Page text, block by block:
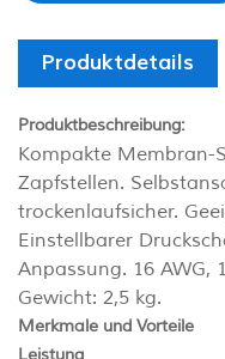
Produktdetails
Produktbeschreibung:
Kompakte Membran-
Zapfstellen.
trockenlaufsicher.
Einstellbarer
Anpassung. 16 AWG,
Gewicht: 2,5 kg.
Merkmale und Vorteile